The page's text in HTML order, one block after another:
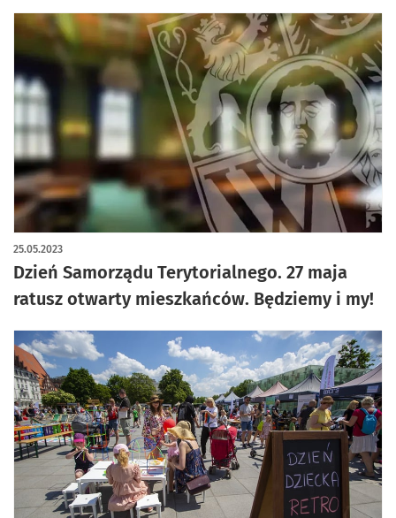
Dzień Samorządu Terytorialnego. 27 maja
ratusz otwarty mieszkańców. Będziemy i my!
25.05.2023